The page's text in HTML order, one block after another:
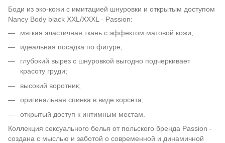
Боди из эко-кожи с имитацией шнуровки и открытым доступом
Nancy Body black XXL/XXXL - Passion:
мягкая эластичная ткань с эффектом матовой кожи;
идеальная посадка по фигуре;
глубокий вырез с шнуровкой выгодно подчеркивает
красоту груди;
высокий воротник;
оригинальная спинка в виде корсета;
открытый доступ к интимным местам.
Коллекция сексуального белья от польского бренда Passion -
создана с мыслью и заботой о современной и динамичной